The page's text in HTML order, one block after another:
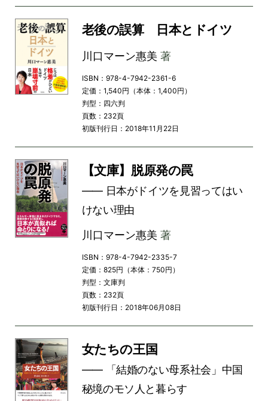
老後の誤算 日本とドイツ
川口マーン惠美 著
ISBN：978-4-7942-2361-6
定価：1,540円（本体：1,400円）
判型：四六判
頁数：232頁
初版刊行日：2018年11月22日
【文庫】脱原発の罠
―― 日本がドイツを見習ってはい
けない理由
川口マーン惠美 著
ISBN：978-4-7942-2335-7
定価：825円（本体：750円）
判型：文庫判
頁数：232頁
初版刊行日：2018年06月08日
女たちの王国
―― 「結婚のない母系社会」中国
秘境のモソ人と暮らす